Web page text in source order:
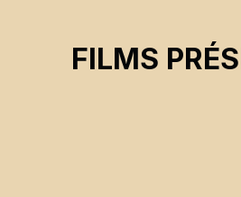
FILMS
Terra Long